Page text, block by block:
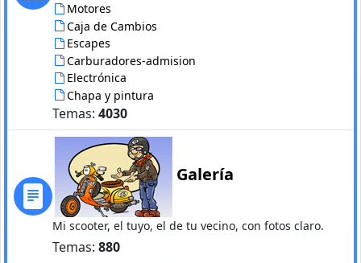
Motores
Caja de Cambios
Escapes
Carburadores-admision
Electrónica
Chapa y pintura
Temas: 4030
Galería
Mi scooter, el tuyo, el de tu vecino, con fotos claro.
Temas: 880